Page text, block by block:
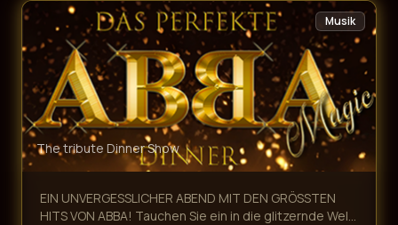
Musik
The tribute Dinner Show
EIN UNVERGESSLICHER ABEND MIT DEN GRÖSSTEN
HITS VON ABBA! Tauchen Sie ein in die glitzernde Welt